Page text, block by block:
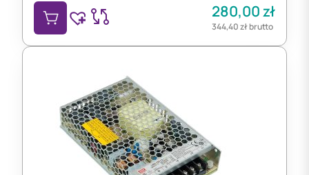
280,00zł
344,40złbrutto